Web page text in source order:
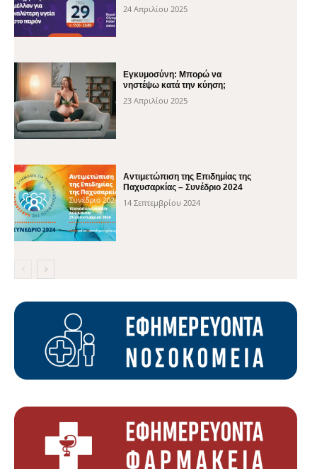
24 Απριλίου 2025
Εγκυμοσύνη: Μπορώ να
νηστέψω κατά την κύηση;
23 Απριλίου 2025
Αντιμετώπιση της Επιδημίας της
Παχυσαρκίας – Συνέδριο 2024
14 Σεπτεμβρίου 2024